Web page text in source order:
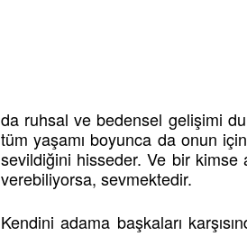
da ruhsal ve bedensel gelişimi
tüm yaşamı boyunca da onun
sevildiğini hisseder. Ve bir kimse
verebiliyorsa, sevmektedir.
Kendini adama başkaları